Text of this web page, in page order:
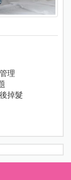
理
掉髮